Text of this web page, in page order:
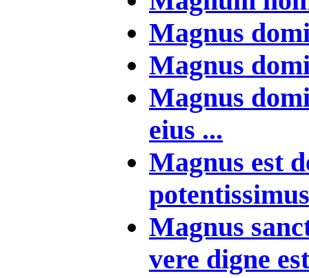
Magnus
Magnus
Magnus
eius ...
Magnus est
Magnus
vere digne